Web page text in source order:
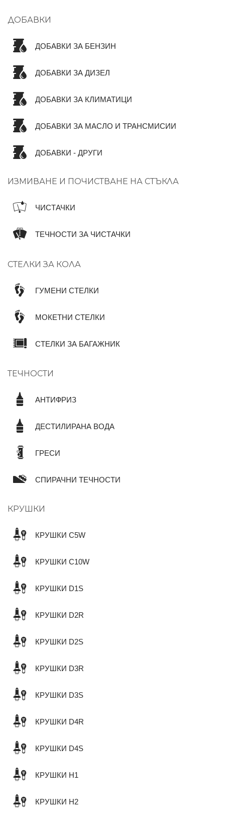
ДОБАВКИ
ДОБАВКИ ЗА БЕНЗИН
ДОБАВКИ ЗА ДИЗЕЛ
ДОБАВКИ ЗА КЛИМАТИЦИ
ДОБАВКИ ЗА МАСЛО И ТРАНСМИСИИ
ДОБАВКИ - ДРУГИ
ИЗМИВАНЕ И ПОЧИСТВАНЕ НА СТЪКЛА
ЧИСТАЧКИ
ТЕЧНОСТИ ЗА ЧИСТАЧКИ
СТЕЛКИ ЗА КОЛА
ГУМЕНИ СТЕЛКИ
МОКЕТНИ СТЕЛКИ
СТЕЛКИ ЗА БАГАЖНИК
ТЕЧНОСТИ
АНТИФРИЗ
ДЕСТИЛИРАНА ВОДА
ГРЕСИ
СПИРАЧНИ ТЕЧНОСТИ
КРУШКИ
КРУШКИ C5W
КРУШКИ C10W
КРУШКИ D1S
КРУШКИ D2R
КРУШКИ D2S
КРУШКИ D3R
КРУШКИ D3S
КРУШКИ D4R
КРУШКИ D4S
КРУШКИ H1
КРУШКИ H2